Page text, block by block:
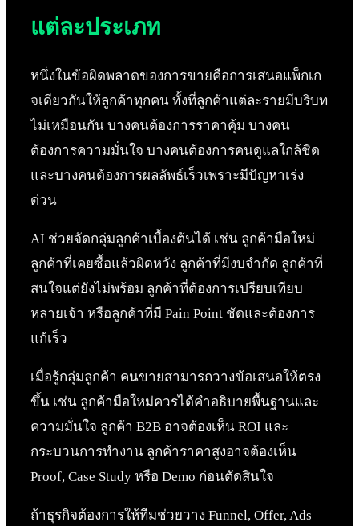
แต่ละประเภท
หนึ่งในข้อผิดพลาดของการขายคือการเสนอแพ็กเก
จเดียวกันให้ลูกค้าทุกคน ทั้งที่ลูกค้าแต่ละรายมีบริบท
ไม่เหมือนกัน บางคนต้องการราคาคุ้ม บางคน
ต้องการความมั่นใจ บางคนต้องการคนดูแลใกล้ชิด
และบางคนต้องการผลลัพธ์เร็วเพราะมีปัญหาเร่ง
ด่วน
AI ช่วยจัดกลุ่มลูกค้าเบื้องต้นได้ เช่น ลูกค้ามือใหม่
ลูกค้าที่เคยซื้อแล้วผิดหวัง ลูกค้าที่มีงบจำกัด ลูกค้าที่
สนใจแต่ยังไม่พร้อม ลูกค้าที่ต้องการเปรียบเทียบ
หลายเจ้า หรือลูกค้าที่มี Pain Point ชัดและต้องการ
แก้เร็ว
เมื่อรู้กลุ่มลูกค้า คนขายสามารถวางข้อเสนอให้ตรง
ขึ้น เช่น ลูกค้ามือใหม่ควรได้คำอธิบายพื้นฐานและ
ความมั่นใจ ลูกค้า B2B อาจต้องเห็น ROI และ
กระบวนการทำงาน ลูกค้าราคาสูงอาจต้องเห็น
Proof, Case Study หรือ Demo ก่อนตัดสินใจ
ถ้าธุรกิจต้องการให้ทีมช่วยวาง Funnel, Offer, Ads